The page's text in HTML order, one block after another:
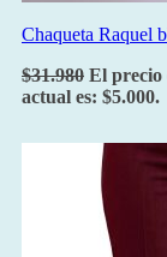
Chaqueta Raquel
$31.980 El precio
actual es: $5.000.